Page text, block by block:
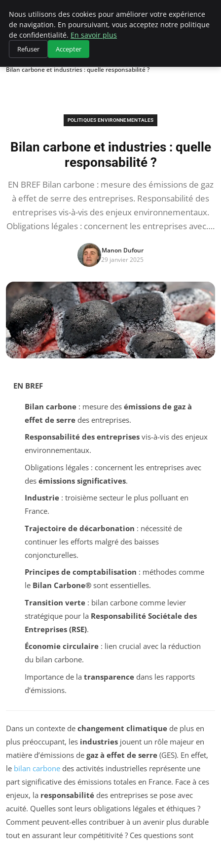
Climategatecountryclub.com
Accueil
Politiques environnementales
Bilan carbone et industries : quelle responsabilité ?
POLITIQUES ENVIRONNEMENTALES
Bilan carbone et industries : quelle
responsabilité ?
EN BREF Bilan carbone : mesure des émissions de gaz
à effet de serre des entreprises. Responsabilité des
entreprises vis-à-vis des enjeux environnementaux.
Obligations légales : concernent les entreprises avec….
Manon Dufour
29 janvier 2025
EN BREF
Bilan carbone: mesure des émissions de gaz à
effet de serredes entreprises.
Responsabilité des entreprisesvis-à-vis des enjeux
environnementaux.
Obligations légales : concernent les entreprises avec
des émissions significatives.
Industrie: troisième secteur le plus polluant en
France.
Trajectoire de décarbonation : nécessité de
continuer les efforts malgré des baisses
conjoncturelles.
Principes de comptabilisation : méthodes comme
le Bilan Carbone®sont essentielles.
Transition verte: bilan carbone comme levier
stratégique pour la Responsabilité Sociétale des
Entreprises (RSE).
Économie circulaire: lien crucial avec la réduction
du bilan carbone.
Importance de la transparencedans les rapports
d’émissions.
Dans un contexte de changement climatique de plus en
plus préoccupant, les industries jouent un rôle majeur en
matière d’émissions de gaz à effet de serre (GES). En effet,
le bilan carbone des activités industrielles représente une
part significative des émissions totales en France. Face à ces
enjeux, la responsabilité des entreprises se pose avec
acuité. Quelles sont leurs obligations légales et éthiques ?
Comment peuvent-elles contribuer à un avenir plus durable
tout en assurant leur compétitivité ? Ces questions sont
Nous utilisons des cookies pour améliorer votre expérience
de navigation. En poursuivant, vous acceptez notre politique
de confidentialité. En savoir plus
Refuser Accepter